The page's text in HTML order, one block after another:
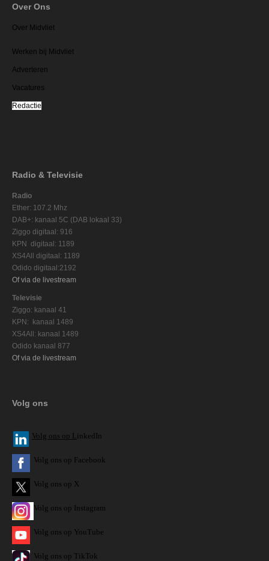
Over Ons
Over Midvliet
Werken bij Midvliet
Adverteren
Vacatures
Redactie
Radio & Televisie
Radio
Ether: 107.2 Mhz
DAB+: kanaal 5C (DAB lokaal 33)
Ziggo digitaal: 916
KPN digitaal: 1189
XS4All digitaal: 1189
Odido digitaal:2192
Of via de livestream
Televisie
Ziggo: kanaal 41
KPN: kanaal 1489
XS4All: kanaal 1489
Odido kanaal 877
Of via de livestream
Volg ons
Volg ons op L inkedIn
Volg ons op Facebook
Volg ons op X
Volg ons op Instagram
Volg ons op YouTube
Volg ons op TikTok